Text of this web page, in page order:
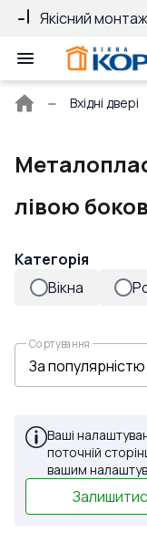
Якісний монтаж
Головна
Вхідні двері
лівою
Категорія
Вікна
Сортування
Ваші
поточній
вашим